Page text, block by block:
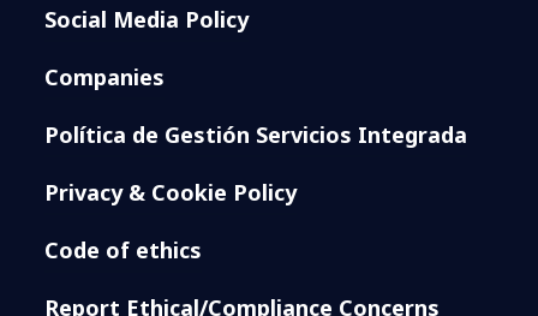
Social Media Policy
Companies
Política de Gestión Servicios Integrada
Privacy & Cookie Policy
Code of ethics
Report Ethical/Compliance Concerns